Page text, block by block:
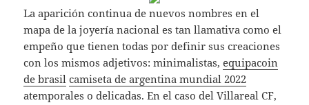
La aparición continua de nuevos nombres en el
mapa de la joyería nacional es tan llamativa como el
empeño que tienen todas por definir sus creaciones
con los mismos adjetivos: minimalistas,equipacoin
de brasil camiseta de argentina mundial 2022
atemporales o delicadas. En el caso del Villareal CF,